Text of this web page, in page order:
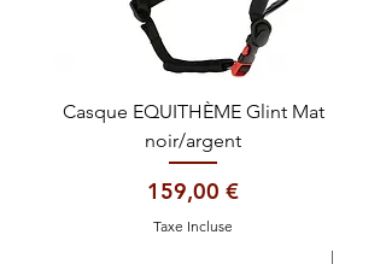
Casque EQUITHÈME Glint Mat
noir/argent
Prix
159,00 €
Taxe Incluse